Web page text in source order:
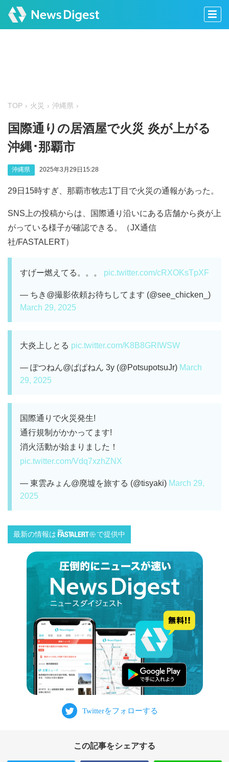
TOP 火災 沖縄県
国際通りの居酒屋で火災 炎が上がる
沖縄･那覇市
沖縄県 2025年3月29日15:28
29日15時すぎ、那覇市牧志1丁目で火災の通報があった。
SNS上の投稿からは、国際通り沿いにある店舗から炎が上
がっている様子が確認できる。（JX通信
社/FASTALERT）
すげー燃えてる。。。 pic.twitter.com/cRXOKsTpXF
— ちき@撮影依頼お待ちしてます (@see_chicken_)
March 29, 2025
大炎上しとる pic.twitter.com/K8B8GRIWSW
— ぽつねん@ぱぱねん 3y (@PotsupotsuJr) March
29, 2025
国際通りで火災発生!
通行規制がかかってます!
消火活動が始まりました！
pic.twitter.com/Vdq7xzhZNX
— 東雲みょん@廃墟を旅する (@tisyaki) March 29,
2025
最新の情報は で提供中
この記事をシェアする